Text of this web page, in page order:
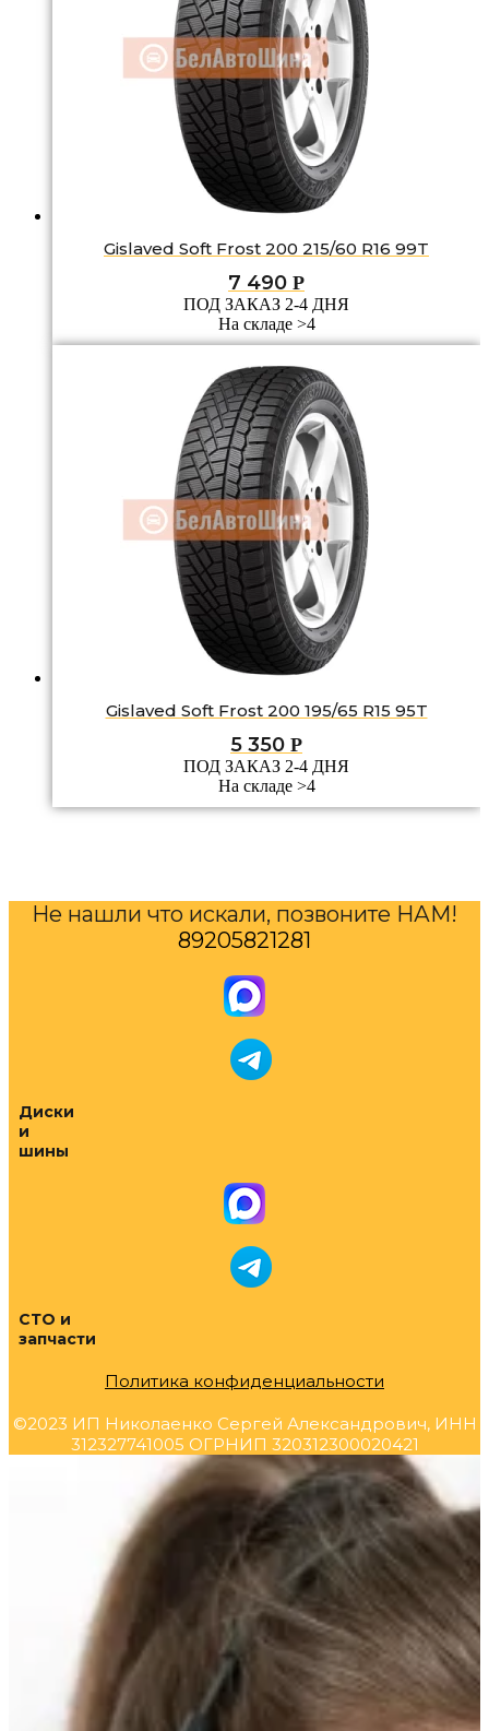
Gislaved Soft Frost 200 215/60 R16 99T
7 490 Р
ПОД ЗАКАЗ 2-4 ДНЯ
На складе >4
Gislaved Soft Frost 200 195/65 R15 95T
5 350 Р
ПОД ЗАКАЗ 2-4 ДНЯ
На складе >4
Не нашли что искали, позвоните НАМ!
89205821281
Диски
и
шины
СТО и
запчасти
Политика конфиденциальности
©2023 ИП Николаенко Сергей Александрович, ИНН
312327741005 ОГРНИП 320312300020421